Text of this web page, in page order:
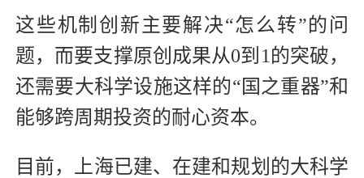
这些机制创新主要解决“怎么转”的问
题，而要支撑原创成果从0到1的突破，
还需要大科学设施这样的“国之重器”和
能够跨周期投资的耐心资本。
目前，上海已建、在建和规划的大科学